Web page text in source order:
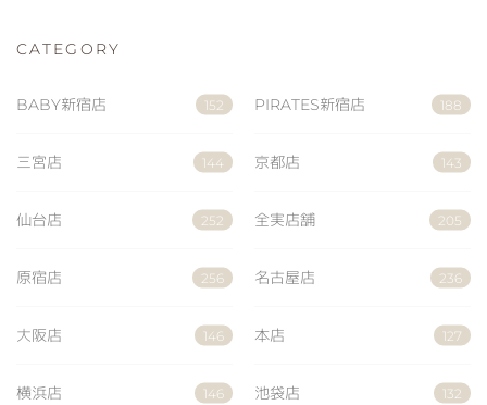
CATEGORY
BABY新宿店 152 PIRATES新宿店 188
三宮店 144 京都店 143
仙台店 252 全実店舗 205
原宿店 256 名古屋店 236
大阪店 146 本店 127
横浜店 146 池袋店 132